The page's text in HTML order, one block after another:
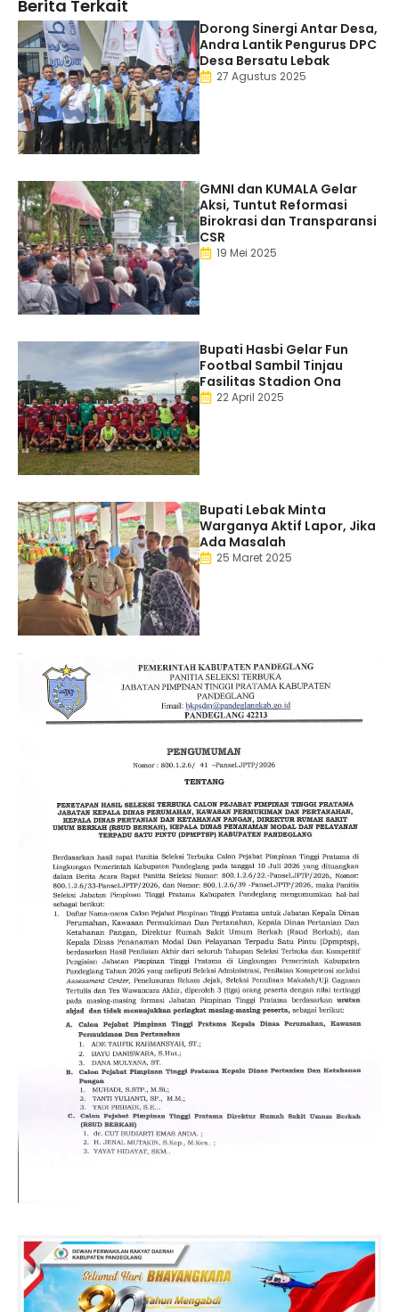
Berita Terkait
Dorong Sinergi Antar Desa,
Andra Lantik Pengurus DPC
Desa Bersatu Lebak
27 Agustus 2025
GMNI dan KUMALA Gelar
Aksi, Tuntut Reformasi
Birokrasi dan Transparansi
CSR
19 Mei 2025
Bupati Hasbi Gelar Fun
Footbal Sambil Tinjau
Fasilitas Stadion Ona
22 April 2025
Bupati Lebak Minta
Warganya Aktif Lapor, Jika
Ada Masalah
25 Maret 2025